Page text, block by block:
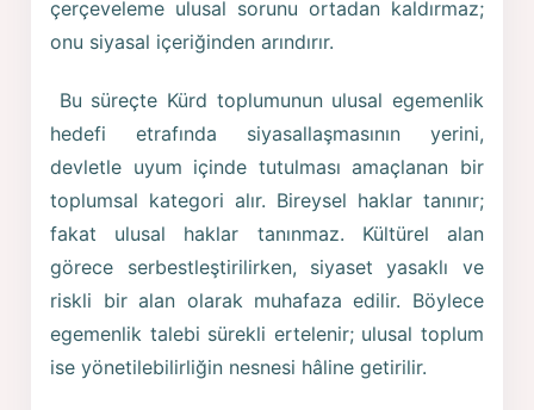
çerçeveleme ulusal sorunu ortadan kaldırmaz;
onu siyasal içeriğinden arındırır.
Bu süreçte Kürd toplumunun ulusal egemenlik
hedefi etrafında siyasallaşmasının yerini,
devletle uyum içinde tutulması amaçlanan bir
toplumsal kategori alır. Bireysel haklar tanınır;
fakat ulusal haklar tanınmaz. Kültürel alan
görece serbestleştirilirken, siyaset yasaklı ve
riskli bir alan olarak muhafaza edilir. Böylece
egemenlik talebi sürekli ertelenir; ulusal toplum
ise yönetilebilirliğin nesnesi hâline getirilir.